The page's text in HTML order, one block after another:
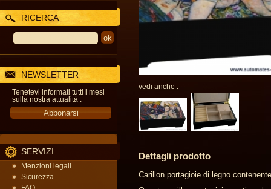
RICERCA
NEWSLETTER
Tenetevi informati tutti i mesi
sulla nostra attualità :
SERVIZI
Menzioni legali
Sicurezza
vedi anche :
Dettagli prodotto
Carillon portagioie di legno